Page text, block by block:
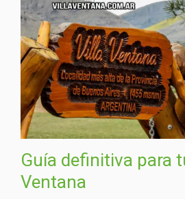
Guía definitiva para
Ventana